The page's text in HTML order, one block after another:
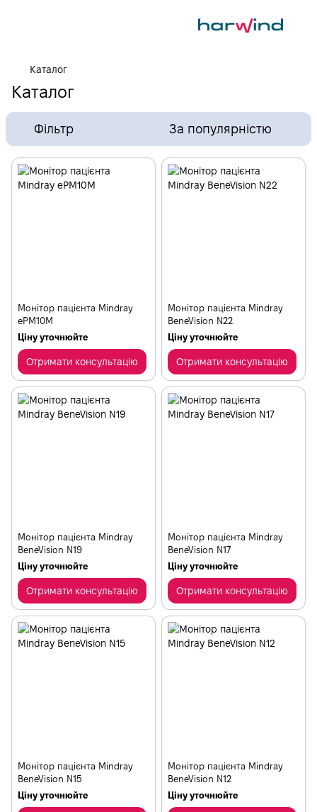
Каталог
Каталог
Фільтр За популярністю
Монітор пацієнта Mindray
ePM10М
Ціну уточнюйте
Отримати консультацію
Монітор пацієнта Mindray
BeneVision N22
Ціну уточнюйте
Отримати консультацію
Монітор пацієнта Mindray
BeneVision N19
Ціну уточнюйте
Отримати консультацію
Монітор пацієнта Mindray
BeneVision N17
Ціну уточнюйте
Отримати консультацію
Монітор пацієнта Mindray
BeneVision N15
Ціну уточнюйте
Монітор пацієнта Mindray
BeneVision N12
Ціну уточнюйте